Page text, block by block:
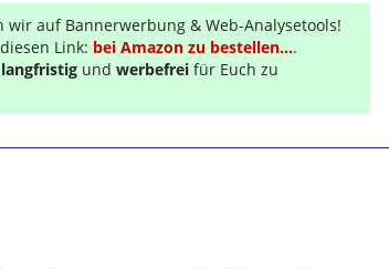
auf Bannerwerbung & Web-Analysetools!
Link: bei Amazon zu bestellen....
langfristig und werbefrei für Euch zu